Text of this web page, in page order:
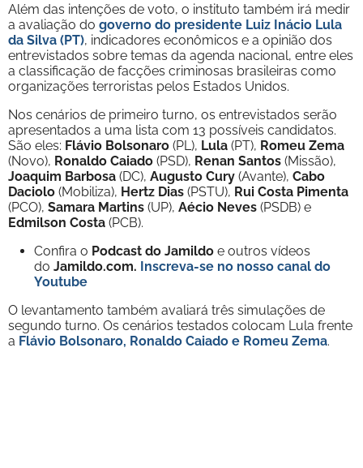
Além das intenções de voto, o instituto também irá medir
a avaliação do governo do presidente Luiz Inácio Lula
da Silva (PT), indicadores econômicos e a opinião dos
entrevistados sobre temas da agenda nacional, entre eles
a classificação de facções criminosas brasileiras como
organizações terroristas pelos Estados Unidos.
Nos cenários de primeiro turno, os entrevistados serão
apresentados a uma lista com 13 possíveis candidatos.
São eles: Flávio Bolsonaro (PL), Lula (PT), Romeu Zema
(Novo), Ronaldo Caiado (PSD), Renan Santos (Missão),
Joaquim Barbosa (DC), Augusto Cury (Avante), Cabo
Daciolo (Mobiliza), Hertz Dias (PSTU), Rui Costa Pimenta
(PCO), Samara Martins (UP), Aécio Neves (PSDB) e
Edmilson Costa (PCB).
Confira o Podcast do Jamildo e outros vídeos
do Jamildo.com. Inscreva-se no nosso canal do
Youtube
O levantamento também avaliará três simulações de
segundo turno. Os cenários testados colocam Lula frente
a Flávio Bolsonaro, Ronaldo Caiado e Romeu Zema.